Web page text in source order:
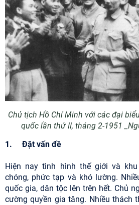
Chủ tịch Hồ Chí Minh với các đại
quốc lần thứ II, tháng 2-1951
1. Đặt vấn đề
Hiện nay tình hình thế giới và
chóng, phức tạp và khó lường.
quốc gia, dân tộc lên trên hết. Chủ
cường quyền gia tăng. Nhiều thách